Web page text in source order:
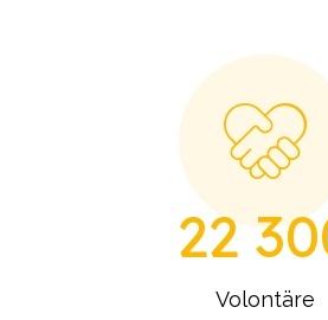
22
Volontäre